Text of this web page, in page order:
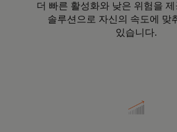
더 빠른 활성화와 낮은 위험을
솔루션으로 자신의 속도에 맞
있습니다.